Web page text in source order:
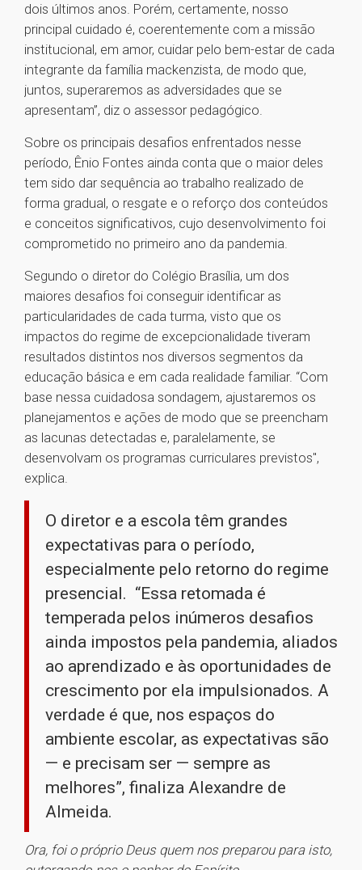
dois últimos anos. Porém, certamente, nosso
principal cuidado é, coerentemente com a missão
institucional, em amor, cuidar pelo bem-estar de cada
integrante da família mackenzista, de modo que,
juntos, superaremos as adversidades que se
apresentam”, diz o assessor pedagógico.
Sobre os principais desafios enfrentados nesse
período, Ênio Fontes ainda conta que o maior deles
tem sido dar sequência ao trabalho realizado de
forma gradual, o resgate e o reforço dos conteúdos
e conceitos significativos, cujo desenvolvimento foi
comprometido no primeiro ano da pandemia.
Segundo o diretor do Colégio Brasília, um dos
maiores desafios foi conseguir identificar as
particularidades de cada turma, visto que os
impactos do regime de excepcionalidade tiveram
resultados distintos nos diversos segmentos da
educação básica e em cada realidade familiar. “Com
base nessa cuidadosa sondagem, ajustaremos os
planejamentos e ações de modo que se preencham
as lacunas detectadas e, paralelamente, se
desenvolvam os programas curriculares previstos",
explica.
O diretor e a escola têm grandes
expectativas para o período,
especialmente pelo retorno do regime
presencial. “Essa retomada é
temperada pelos inúmeros desafios
ainda impostos pela pandemia, aliados
ao aprendizado e às oportunidades de
crescimento por ela impulsionados. A
verdade é que, nos espaços do
ambiente escolar, as expectativas são
— e precisam ser — sempre as
melhores”, finaliza Alexandre de
Almeida.
Ora, foi o próprio Deus quem nos preparou para isto,